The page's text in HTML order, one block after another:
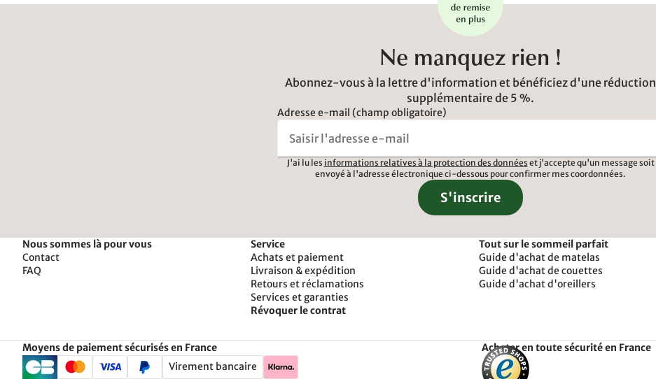
Ne manquez rien !
Abonnez-vous à la lettre d'information et bénéficiez d'une réduction
supplémentaire de 5 %.
Adresse e-mail (champ obligatoire)
J'ai lu les informations relatives à la protection des données et j'accepte qu'un message soit
envoyé à l'adresse électronique ci-dessous pour confirmer mes coordonnées.
S'inscrire
Nous sommes là pour vous
Contact
FAQ
Service
Achats et paiement
Livraison & expédition
Retours et réclamations
Services et garanties
Révoquer le contrat
Tout sur le sommeil parfait
Guide d'achat de matelas
Guide d'achat de couettes
Guide d'achat d'oreillers
Moyens de paiement sécurisés en France
Virement bancaire
Acheter en toute sécurité en France